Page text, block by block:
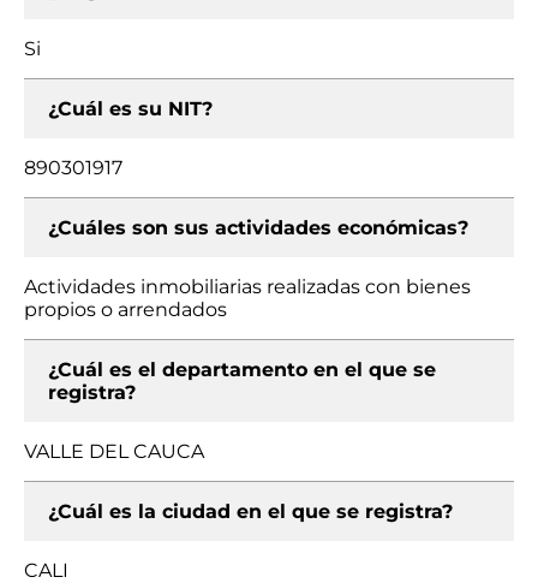
Si
¿Cuál es su NIT?
890301917
¿Cuáles son sus actividades económicas?
Actividades inmobiliarias realizadas con bienes
propios o arrendados
¿Cuál es el departamento en el que se
registra?
VALLE DEL CAUCA
¿Cuál es la ciudad en el que se registra?
CALI